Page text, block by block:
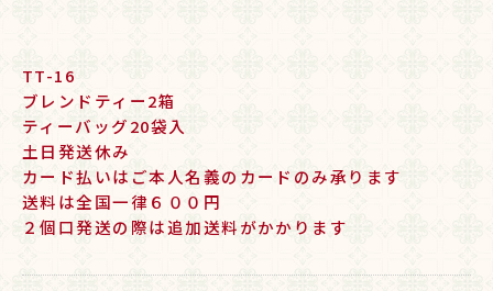
TT-16
ブレンドティー2箱
ティーバッグ20袋入
土日発送休み
カード払いはご本人名義のカードのみ承ります
送料は全国一律６００円
２個口発送の際は追加送料がかかります